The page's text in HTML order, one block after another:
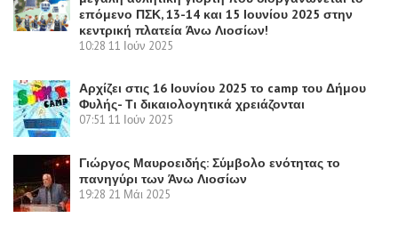
επόμενο ΠΣΚ, 13-14 και 15 Ιουνίου 2025 στην
κεντρική πλατεία Άνω Λιοσίων!
10:28 11 Ιούν 2025
Αρχίζει στις 16 Ιουνίου 2025 το camp του Δήμου
Φυλής- Τι δικαιολογητικά χρειάζονται
07:51 11 Ιούν 2025
Γιώργος Μαυροειδής: Σύμβολο ενότητας το
πανηγύρι των Άνω Λιοσίων
19:28 21 Μάι 2025